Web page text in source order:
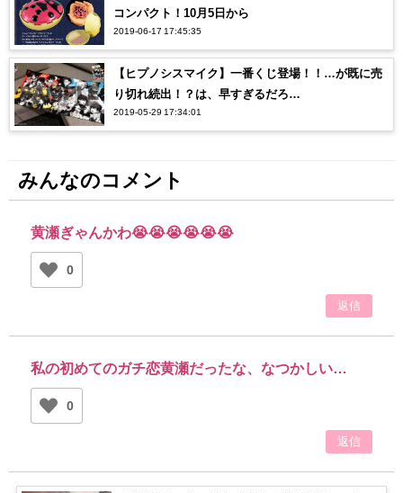
コンパクト！10月5日から
2019-06-17 17:45:35
【ヒプノシスマイク】一番くじ登場！！…が既に売
り切れ続出！？は、早すぎるだろ…
2019-05-29 17:34:01
みんなのコメント
黄瀬ぎゃんかわ😭😭😭😭😭😭
0
返信
私の初めてのガチ恋黄瀬だったな、なつかしい…
0
返信